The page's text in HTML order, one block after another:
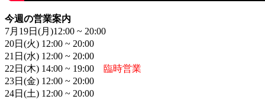
今週の営業案内
7月19日(月)12:00 ~ 20:00
20日(火) 12:00 ~ 20:00
21日(水) 12:00 ~ 20:00
22日(木) 14:00 ~ 19:00 臨時営業
23日(金) 12:00 ~ 20:00
24日(土) 12:00 ~ 20:00